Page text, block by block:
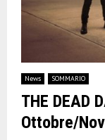
News SOMMARIO
THE DEAD
Ottobre/